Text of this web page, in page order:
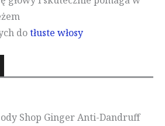
dotłuste włosy
Shop Ginger Anti-Dandruff